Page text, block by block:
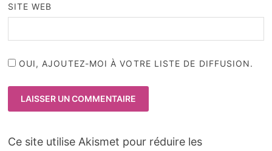
SITE WEB
OUI, AJOUTEZ-MOI À VOTRE LISTE DE DIFFUSION.
Ce site utilise Akismet pour réduire les